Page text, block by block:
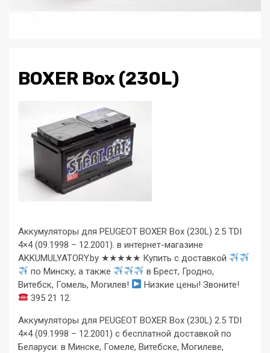
BOXER Box (230L)
Аккумуляторы для PEUGEOT BOXER Box (230L) 2.5 TDI
4×4 (09.1998 – 12.2001). в интернет-магазине
AKKUMULYATORY.by ★★★★★ Купить с доставкой
по Минску, а также
в Брест, Гродно,
Витебск, Гомель, Могилев!
Низкие цены! Звоните!
395 21 12.
Аккумуляторы для PEUGEOT BOXER Box (230L) 2.5 TDI
4×4 (09.1998 – 12.2001) с бесплатной доставкой по
Беларуси: в Минске, Гомеле, Витебске, Могилеве,